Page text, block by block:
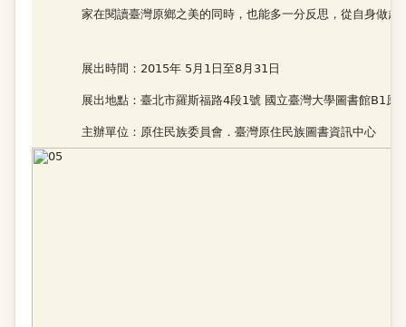
家在閱讀臺灣原鄉之美的同時，也能多一分反思，從自身做
展出時間：2015年 5月1日至8月31日
展出地點：臺北市羅斯福路4段1號 國立臺灣大學圖書館B1原
主辦單位：原住民族委員會．臺灣原住民族圖書資訊中心